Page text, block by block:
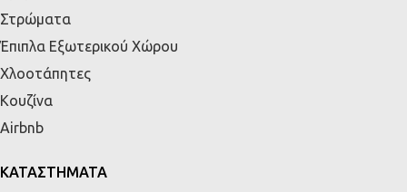
Στρώματα
Έπιπλα Εξωτερικού Χώρου
Χλοοτάπητες
Κουζίνα
Airbnb
ΚΑΤΑΣΤΗΜΑΤΑ